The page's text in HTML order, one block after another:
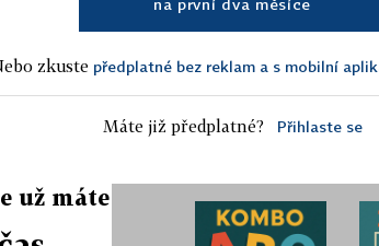
na první dva měsíce
zkuste předplatné bez reklam a s mobilní
Máte již předplatné? Přihlaste se
už máte